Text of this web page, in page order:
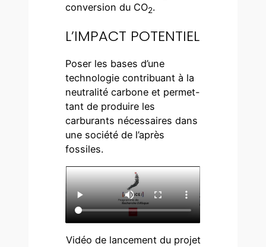
conversion du CO2.
L’IMPACT POTENTIEL
Poser les bases d’une
technologie contribuant à la
neutralité carbone et permet-
tant de produire les
carburants nécessaires dans
une société de l’après
fossiles.
Vidéo de lancement du projet